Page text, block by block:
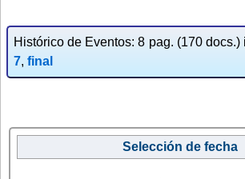
Histórico de Eventos: 8 pag. (170 docs.)
7, final
Selección de fecha